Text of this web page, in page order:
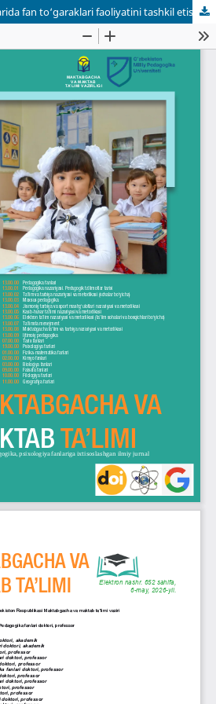
Umumta’lim maktablarida fan to‘garaklari faoliyatini tashkil etishning pedagogik shartlari